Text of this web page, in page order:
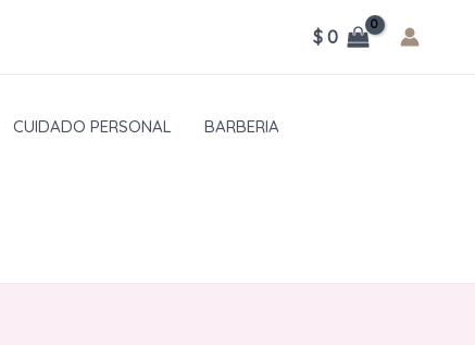
$0
CUIDADO PERSONAL BARBERIA